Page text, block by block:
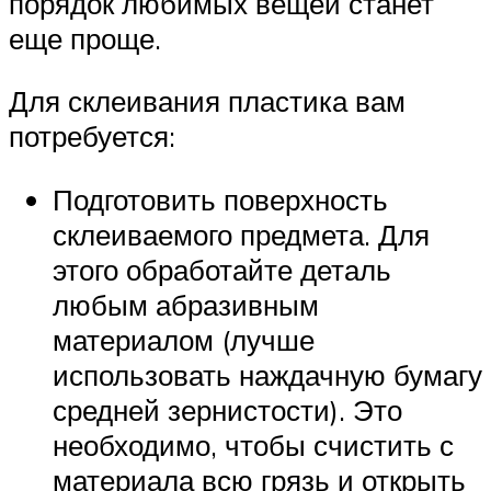
еще проще.
Для склеивания пластика вам
потребуется:
Подготовить поверхность
склеиваемого предмета. Для
этого обработайте деталь
любым абразивным
материалом (лучше
использовать наждачную бумагу
средней зернистости). Это
необходимо, чтобы счистить с
материала всю грязь и открыть